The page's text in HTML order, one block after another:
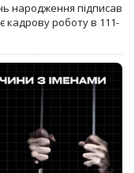
народження підписав
кадрову роботу в 111-